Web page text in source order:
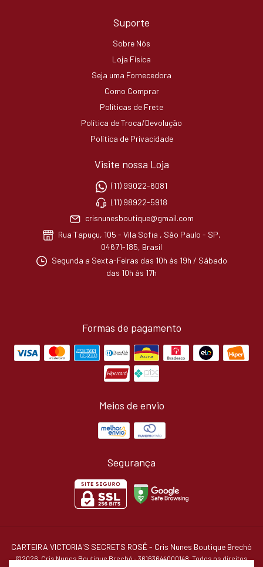
Suporte
Sobre Nós
Loja Física
Seja uma Fornecedora
Como Comprar
Políticas de Frete
Política de Troca/Devolução
Política de Privacidade
Visite nossa Loja
(11) 99022-6081
(11) 98922-5918
crisnunesboutique@gmail.com
Rua Tapuçu, 105 - Vila Sofia , São Paulo - SP,
04671-185, Brasil
Segunda a Sexta-Feiras das 10h às 19h / Sábado
das 10h às 17h
Formas de pagamento
Meios de envio
Segurança
CARTEIRA VICTORIA'S SECRETS ROSÊ- Cris Nunes Boutique Brechó
©2026. Cris Nunes Boutique Brechó - 36163644000148. Todos os direitos